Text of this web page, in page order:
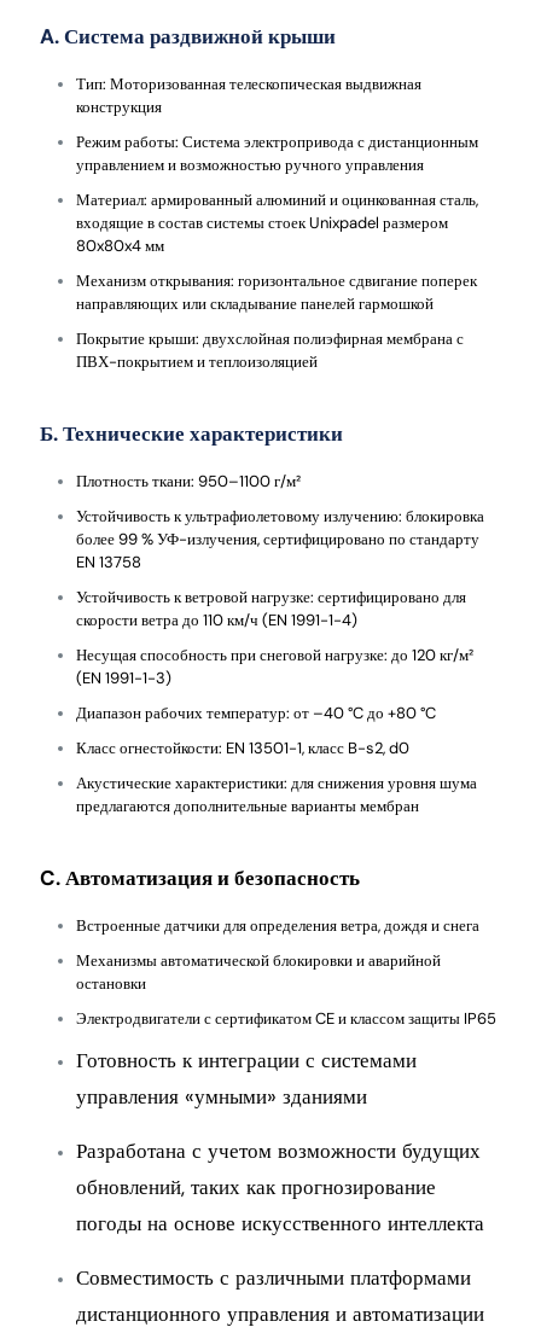
A. Система раздвижной крыши
Тип: Моторизованная телескопическая выдвижная
конструкция
Режим работы: Система электропривода с дистанционным
управлением и возможностью ручного управления
Материал: армированный алюминий и оцинкованная сталь,
входящие в состав системы стоек Unixpadel размером
80x80x4 мм
Механизм открывания: горизонтальное сдвигание поперек
направляющих или складывание панелей гармошкой
Покрытие крыши: двухслойная полиэфирная мембрана с
ПВХ-покрытием и теплоизоляцией
Б. Технические характеристики
Плотность ткани: 950–1100 г/м²
Устойчивость к ультрафиолетовому излучению: блокировка
более 99 % УФ-излучения, сертифицировано по стандарту
EN 13758
Устойчивость к ветровой нагрузке: сертифицировано для
скорости ветра до 110 км/ч (EN 1991-1-4)
Несущая способность при снеговой нагрузке: до 120 кг/м²
(EN 1991-1-3)
Диапазон рабочих температур: от –40 °C до +80 °C
Класс огнестойкости: EN 13501-1, класс B-s2, d0
Акустические характеристики: для снижения уровня шума
предлагаются дополнительные варианты мембран
C. Автоматизация и безопасность
Встроенные датчики для определения ветра, дождя и снега
Механизмы автоматической блокировки и аварийной
остановки
Электродвигатели с сертификатом CE и классом защиты IP65
Готовность к интеграции с системами
управления «умными» зданиями
Разработана с учетом возможности будущих
обновлений, таких как прогнозирование
погоды на основе искусственного интеллекта
Совместимость с различными платформами
дистанционного управления и автоматизации